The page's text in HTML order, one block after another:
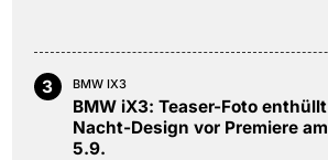
3 BMW IX3
BMW iX3: Teaser-Foto enthüllt
Nacht-Design vor Premiere am
5.9.